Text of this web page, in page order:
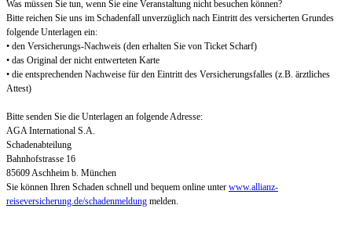
Was müssen Sie tun, wenn Sie eine Veranstaltung nicht besuchen können?
Bitte reichen Sie uns im Schadenfall unverzüglich nach Eintritt des versicherten Grundes
folgende Unterlagen ein:
• den Versicherungs-Nachweis (den erhalten Sie von Ticket Scharf)
• das Original der nicht entwerteten Karte
• die entsprechenden Nachweise für den Eintritt des Versicherungsfalles (z.B. ärztliches
Attest)
Bitte senden Sie die Unterlagen an folgende Adresse:
AGA International S.A.
Schadenabteilung
Bahnhofstrasse 16
85609 Aschheim b. München
Sie können Ihren Schaden schnell und bequem online unter www.allianz-
reiseversicherung.de/schadenmeldung melden.